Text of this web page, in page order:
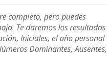
completo, pero puedes
Te daremos los resultados
Iniciales, el año personal
Dominantes, Ausentes,